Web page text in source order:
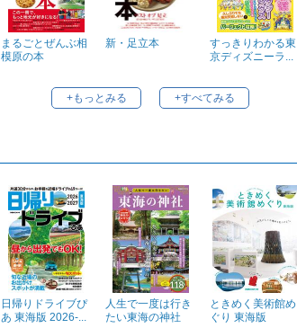
まるごとぜんぶ相
模原の本
新・足立本
すっきりわかる東
京ディズニーラ...
+もっとみる +すべてみる
日帰りドライブぴ
あ 東海版 2026-...
人生で一度は行き
たい東海の神社
ときめく美術館め
ぐり 東海版